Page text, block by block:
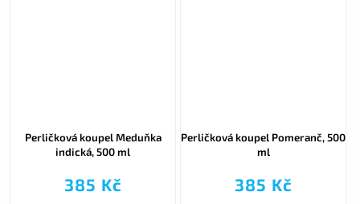
Perličková koupel Meduňka
indická, 500 ml
385 Kč
Perličková koupel Pomeranč, 500
ml
385 Kč